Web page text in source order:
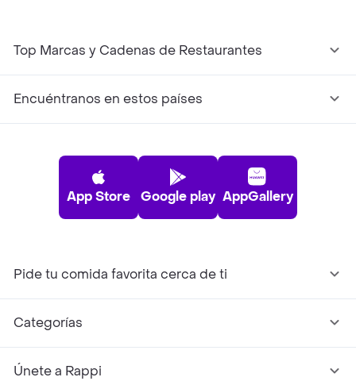
Top Marcas y Cadenas de Restaurantes
Encuéntranos en estos países
App Store Google play AppGallery
Pide tu comida favorita cerca de ti
Categorías
Únete a Rappi